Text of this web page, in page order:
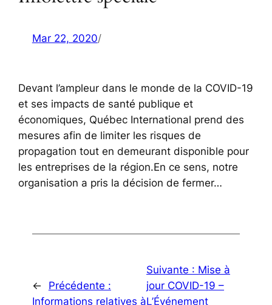
Mar 22, 2020/
Devant l’ampleur dans le monde de la COVID-19
et ses impacts de santé publique et
économiques, Québec International prend des
mesures afin de limiter les risques de
propagation tout en demeurant disponible pour
les entreprises de la région.En ce sens, notre
organisation a pris la décision de fermer…
←
Précédente :
Informations relatives à
Suivante : Mise à
jour COVID-19 –
L’Événement